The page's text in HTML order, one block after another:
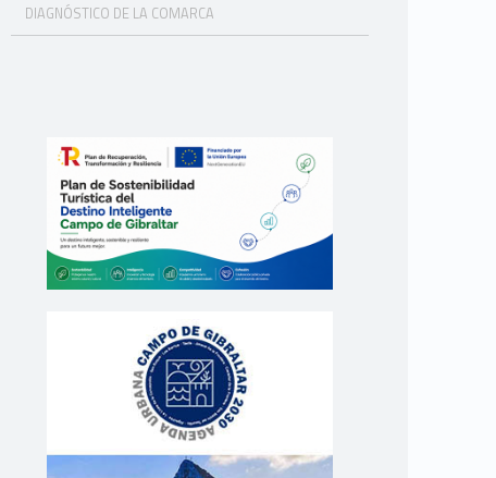
DIAGNÓSTICO DE LA COMARCA